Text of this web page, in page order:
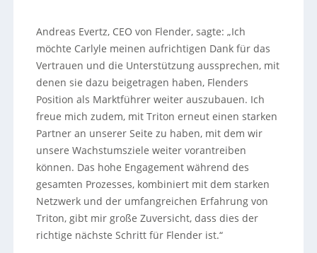
Andreas Evertz, CEO von Flender, sagte: „Ich
möchte Carlyle meinen aufrichtigen Dank für das
Vertrauen und die Unterstützung aussprechen, mit
denen sie dazu beigetragen haben, Flenders
Position als Marktführer weiter auszubauen. Ich
freue mich zudem, mit Triton erneut einen starken
Partner an unserer Seite zu haben, mit dem wir
unsere Wachstumsziele weiter vorantreiben
können. Das hohe Engagement während des
gesamten Prozesses, kombiniert mit dem starken
Netzwerk und der umfangreichen Erfahrung von
Triton, gibt mir große Zuversicht, dass dies der
richtige nächste Schritt für Flender ist.“